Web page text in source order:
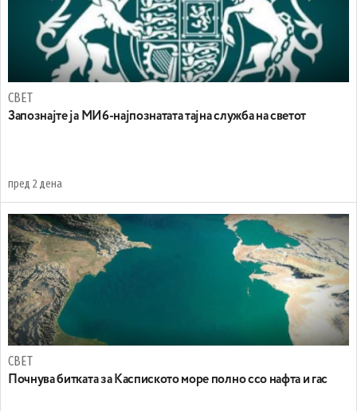
СВЕТ
Запознајте ја МИ6-најпознатата тајна служба на светот
пред 2 дена
СВЕТ
Почнува битката за Каспиското море полно ссо нафта и гас